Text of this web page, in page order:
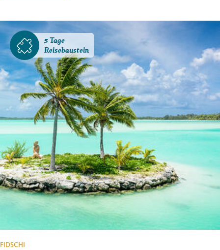
5 Tage
Reisebaustein
FIDSCHI